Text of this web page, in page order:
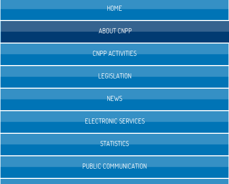
HOME
ABOUT CNPP
CNPP ACTIVITIES
LEGISLATION
NEWS
ELECTRONIC SERVICES
STATISTICS
PUBLIC COMMUNICATION